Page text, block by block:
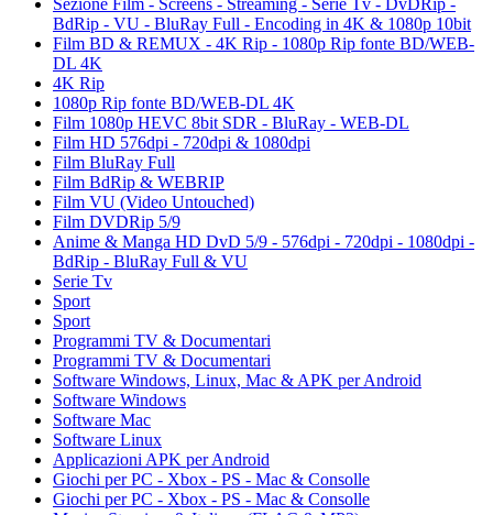
Sezione Film - Screens - Streaming - Serie Tv - DvDRip -
BdRip - VU - BluRay Full - Encoding in 4K & 1080p 10bit
Film BD & REMUX - 4K Rip - 1080p Rip fonte BD/WEB-
DL 4K
4K Rip
1080p Rip fonte BD/WEB-DL 4K
Film 1080p HEVC 8bit SDR - BluRay - WEB-DL
Film HD 576dpi - 720dpi & 1080dpi
Film BluRay Full
Film BdRip & WEBRIP
Film VU (Video Untouched)
Film DVDRip 5/9
Anime & Manga HD DvD 5/9 - 576dpi - 720dpi - 1080dpi -
BdRip - BluRay Full & VU
Serie Tv
Sport
Sport
Programmi TV & Documentari
Programmi TV & Documentari
Software Windows, Linux, Mac & APK per Android
Software Windows
Software Mac
Software Linux
Applicazioni APK per Android
Giochi per PC - Xbox - PS - Mac & Consolle
Giochi per PC - Xbox - PS - Mac & Consolle